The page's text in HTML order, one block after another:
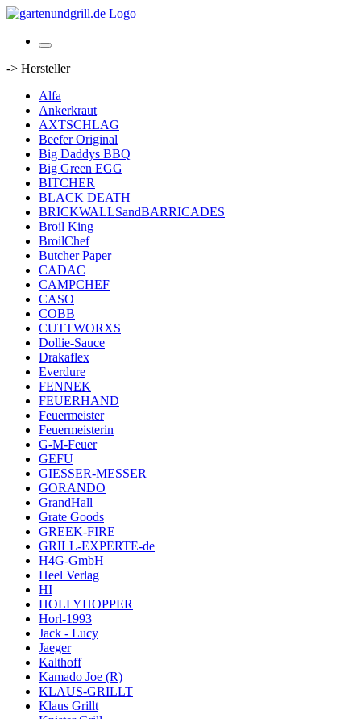
-> Hersteller
Alfa
Ankerkraut
AXTSCHLAG
Beefer Original
Big Daddys BBQ
Big Green EGG
BITCHER
BLACK DEATH
BRICKWALLSandBARRICADES
Broil King
BroilChef
Butcher Paper
CADAC
CAMPCHEF
CASO
COBB
CUTTWORXS
Dollie-Sauce
Drakaflex
Everdure
FENNEK
FEUERHAND
Feuermeister
Feuermeisterin
G-M-Feuer
GEFU
GIESSER-MESSER
GORANDO
GrandHall
Grate Goods
GREEK-FIRE
GRILL-EXPERTE-de
H4G-GmbH
Heel Verlag
HI
HOLLYHOPPER
Horl-1993
Jack - Lucy
Jaeger
Kalthoff
Kamado Joe (R)
KLAUS-GRILLT
Klaus Grillt